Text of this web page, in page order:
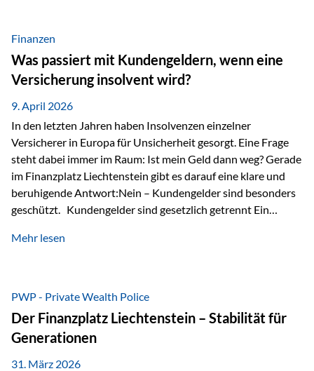
Fokus stehen Unternehmen, deren Börsenkurs unter ihrem
inneren Wert liegt. Neben klassischen
Bewertungskennzahlen werden auch qualitative Faktoren
wie Geschäftsmodell, Wettbewerbsvorteile und
Managementqualität…
Finanzen
Was passiert mit Kundengeldern, wenn eine
Versicherung insolvent wird?
9. April 2026
In den letzten Jahren haben Insolvenzen einzelner
Versicherer in Europa für Unsicherheit gesorgt. Eine Frage
steht dabei immer im Raum: Ist mein Geld dann weg? Gerade
im Finanzplatz Liechtenstein gibt es darauf eine klare und
beruhigende Antwort:Nein – Kundengelder sind besonders
geschützt. Kundengelder sind gesetzlich getrennt Ein
sogenannte Sondermasse. Das bedeutet:Die
Vermögen der Versicherungsgesellschaft getrennt. Konkret
heißt das:Diese Gelder gehören im Konkursfall nicht zur
allgemeinen Konkursmasse, sondern werden ausschließlich
zur Erfüllung…
Mehr lesen
PWP - Private Wealth Police
Der Finanzplatz Liechtenstein – Stabilität für
Generationen
31. März 2026